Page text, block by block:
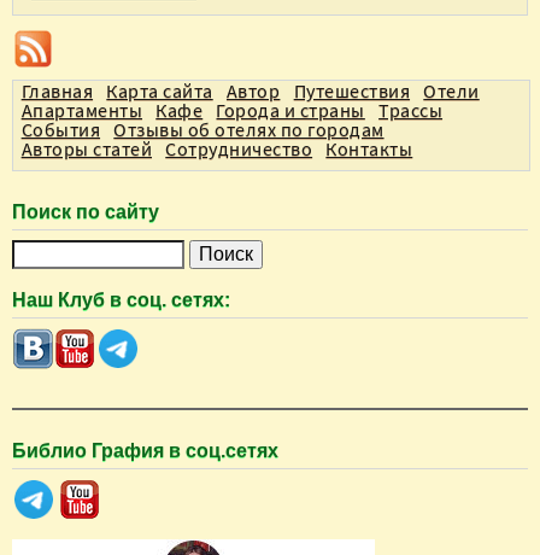
Главная Карта сайта Автор Путешествия
Отели
Апартаменты Кафе Города и страны Трассы
События Отзывы об отелях по городам
Авторы статей Сотрудничество Контакты
Поиск по сайту
и
с
к
Наш Клуб в соц. сетях:
Библио Графия в соц.сетях